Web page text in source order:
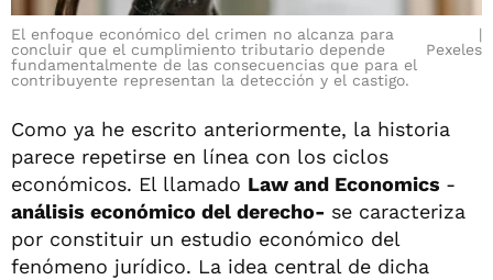
El enfoque económico del crimen no alcanza para
concluir que el cumplimiento tributario depende
fundamentalmente de las consecuencias que para el
contribuyente representan la detección y el castigo.
Pexeles
Como ya he escrito anteriormente, la historia
parece repetirse en línea con los ciclos
económicos. El llamado Law and Economics -
análisis económico del derecho- se caracteriza
por constituir un estudio económico del
fenómeno jurídico. La idea central de dicha